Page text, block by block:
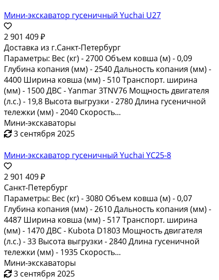
Мини-экскаватор гусеничный Yuchai U27
2 901 409 ₽
Доставка из г.Санкт-Петербург
Параметры: Вес (кг) - 2700 Объем ковша (м) - 0,09
Глубина копания (мм) - 2540 Дальность копания (мм) -
4400 Ширина ковша (мм) - 510 Транспорт. ширина
(мм) - 1500 ДВС - Yanmar 3TNV76 Мощность двигателя
(л.с.) - 19,8 Высота выгрузки - 2780 Длина гусеничной
тележки (мм) - 2040 Скорость...
Мини-экскаваторы
3 сентября 2025
Мини-экскаватор гусеничный Yuchai YC25-8
2 901 409 ₽
Санкт-Петербург
Параметры: Вес (кг) - 3080 Объем ковша (м) - 0,07
Глубина копания (мм) - 2610 Дальность копания (мм) -
4487 Ширина ковша (мм) - 517 Транспорт. ширина
(мм) - 1470 ДВС - Kubota D1803 Мощность двигателя
(л.с.) - 33 Высота выгрузки - 2840 Длина гусеничной
тележки (мм) - 1935 Скорость...
Мини-экскаваторы
3 сентября 2025